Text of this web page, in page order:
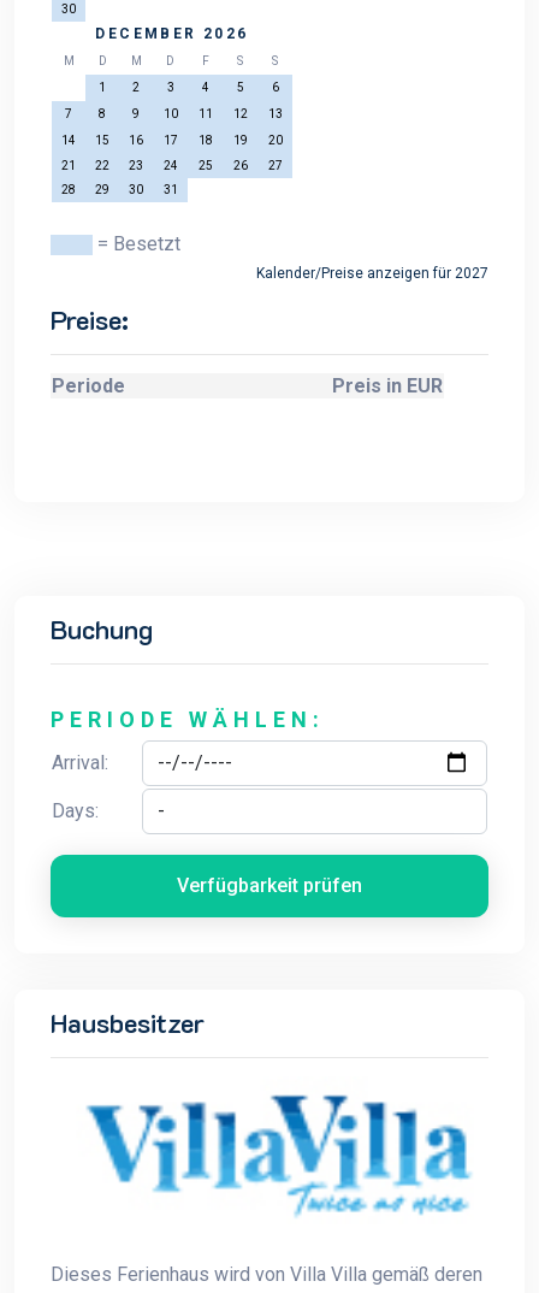
30
DECEMBER 2026
M D M D F S
S
1
2 3 4 5
6
7
8 9 10 11 12
13
14
15 16 17 18 19
20
21
22 23 24 25 26
27
28
29 30 31
= Besetzt
Kalender/Preise anzeigen für 2027
Preise:
Periode Preis in EUR
Buchung
PERIODE WÄHLEN:
Arrival:
Days:
Verfügbarkeit prüfen
Hausbesitzer
Dieses Ferienhaus wird von Villa Villa gemäß deren